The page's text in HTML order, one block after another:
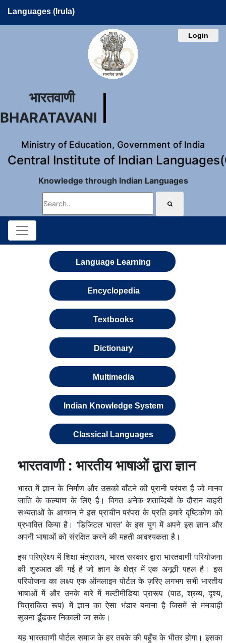
Languages (Irula)
Login
भारतवाणी
BHARATAVANI
Ministry of Education, Government of India
Central Institute of Indian
Knowledge through Indian Languages
Language Learning
Encyclopedia
Textbooks
Dictionary
Multimedia
Indian Knowledge System
Classical Languages
भारतवाणी : भारतीय भाषाओं द्वारा ज्ञान
भारत में ज्ञान के निर्माण और उसको बाँटने की पुरानी परंपरा है जो मानव
जाति के कल्याण के लिए है। विगत अनेक शताब्दियों के दौरान बाहरी
सभ्यताओं के आगमन ने इस प्राचीन परंपरा के प्रति हमारे दृष्टिकोण को
प्रभावित किया है। ‘डिजिटल भारत’ के इस युग में अपने इस ज्ञान और
अपनी भाषाओं को संरक्षित करने की महती आवश्यकता है।
इस परिप्रेक्ष्य में शिक्षा मंत्रालय, भारत सरकार द्वारा भारतवाणी परियोजना
की शुरुआत की गई है जो ज्ञान के क्षेत्र में एक अनूठी पहल है। इस
परियोजना का लक्ष्य एक ऑनलाइन पोर्टल के ज़रिए लगभग सभी भारतीय
भाषाओं में और उनके बारे में मल्टीमीडिया प्रारूप (पाठ, श्रव्य, दृश्य,
चित्रांकित रूप) में ज्ञान का ऐसा भंडार बनाना है जिसमें से मनचाही
सूचना ढूँढकर निकाली जा सके।
यह भारतवाणी पोर्टल समाज के हर तबके की पहुँच के भीतर होगा। इसका